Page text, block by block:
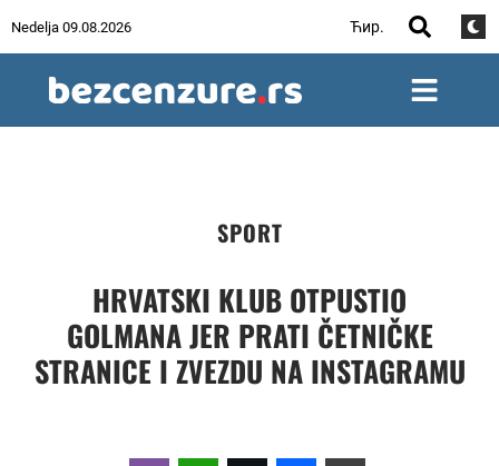
Nedelja 09.08.2026 Ћир.
SPORT
HRVATSKI KLUB OTPUSTIO
GOLMANA JER PRATI ČETNIČKE
STRANICE I ZVEZDU NA INSTAGRAMU